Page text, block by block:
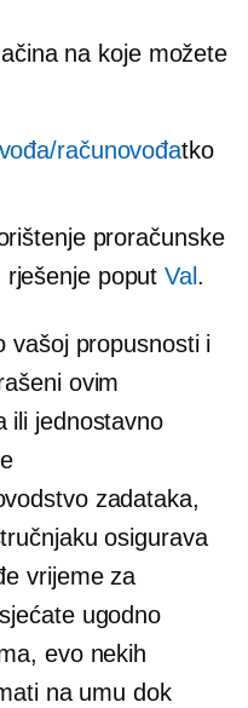
na koje možete
računovođatko
proračunske
rješenje poputVal.
vašoj propusnosti i
ovim
ili jednostavno
zadataka,
osigurava
vrijeme za
ugodno
evo nekih
na umu dok